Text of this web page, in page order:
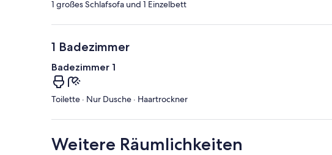
1 großes Schlafsofa und 1 Einzelbett
1 Badezimmer
Badezimmer 1
Toilette · Nur Dusche · Haartrockner
Weitere Räumlichkeiten